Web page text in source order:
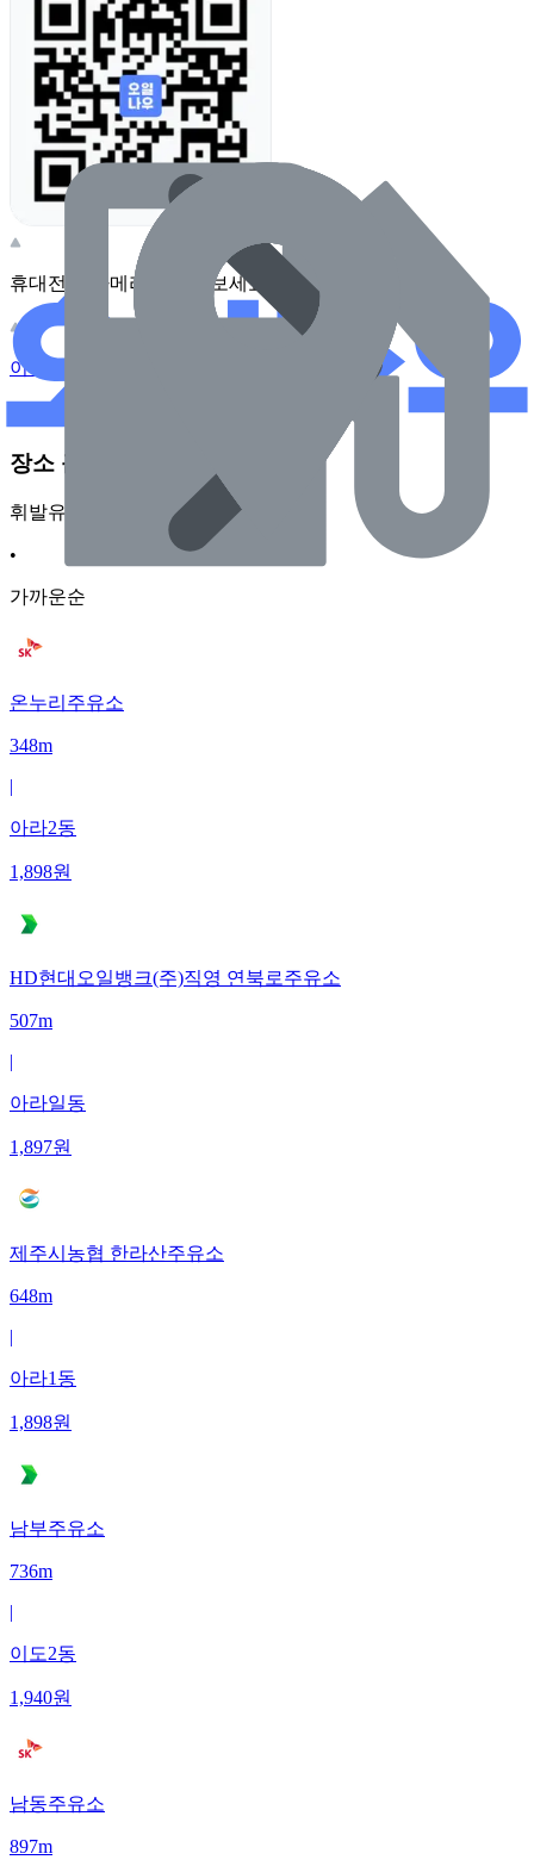
휴대전화 카메라로 찍어보세요
이 주유소의 사장님이신가요?
장소 근처 주유소
휘발유
•
가까운순
온누리주유소
348m
|
아라2동
1,898원
HD현대오일뱅크(주)직영 연북로주유소
507m
|
아라일동
1,897원
제주시농협 한라산주유소
648m
|
아라1동
1,898원
남부주유소
736m
|
이도2동
1,940원
남동주유소
897m